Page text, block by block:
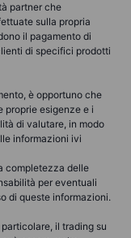
partner che
sulla propria
il pagamento di
di specifici prodotti
è opportuno che
proprie esigenze e i
di valutare, in modo
informazioni ivi
completezza delle
per eventuali
di queste informazioni.
il trading su